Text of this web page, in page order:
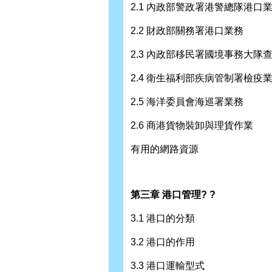
2.1 內政部警政署港警總隊港口
2.2 財政部關務署港口業務
2.3 內政部移民署國境事務大隊
2.4 衛生福利部疾病管制署檢疫
2.5 海洋委員會海巡署業務
2.6 商港貨物裝卸與理貨作業
有用的網路資源
第三章 港口管理? ?
3.1 港口的分類
3.2 港口的作用
3.3 港口運輸型式